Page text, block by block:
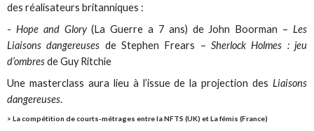
des réalisateurs britanniques :
- Hope and Glory(La Guerre a 7 ans) de John Boorman – Les
Liaisons dangereuses de Stephen Frears – Sherlock Holmes : jeu
d’ombresde Guy Ritchie
Une masterclass aura lieu à l’issue de la projection des Liaisons
dangereuses.
> La compétition de courts-métrages entre la NFTS (UK) et La fémis (France)